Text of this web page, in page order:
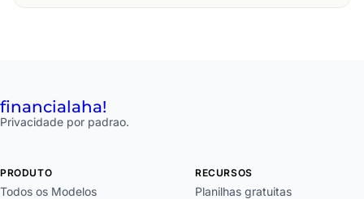
financialaha!
Privacidade por padrao.
PRODUTO
Todos os Modelos
RECURSOS
Planilhas gratuitas